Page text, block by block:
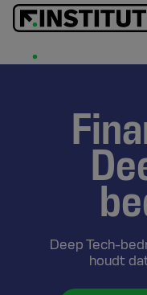
Deep Tech-
houdt